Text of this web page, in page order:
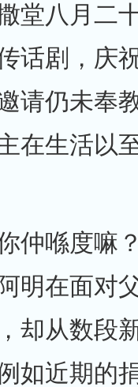
堂八月二
话剧，庆
请仍未奉
在生活以
仲喺度嘛
明在面对
却从数段
如近期的